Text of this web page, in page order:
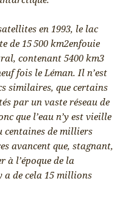
en 1993, le lac
de 15 500 km2enfouie
contenant 5400 km3
fois le Léman. Il n’est
similaires, que certains
par un vaste réseau de
que l’eau n’y est vieille
centaines de milliers
avancent que, stagnant,
l’époque de la
de cela 15 millions